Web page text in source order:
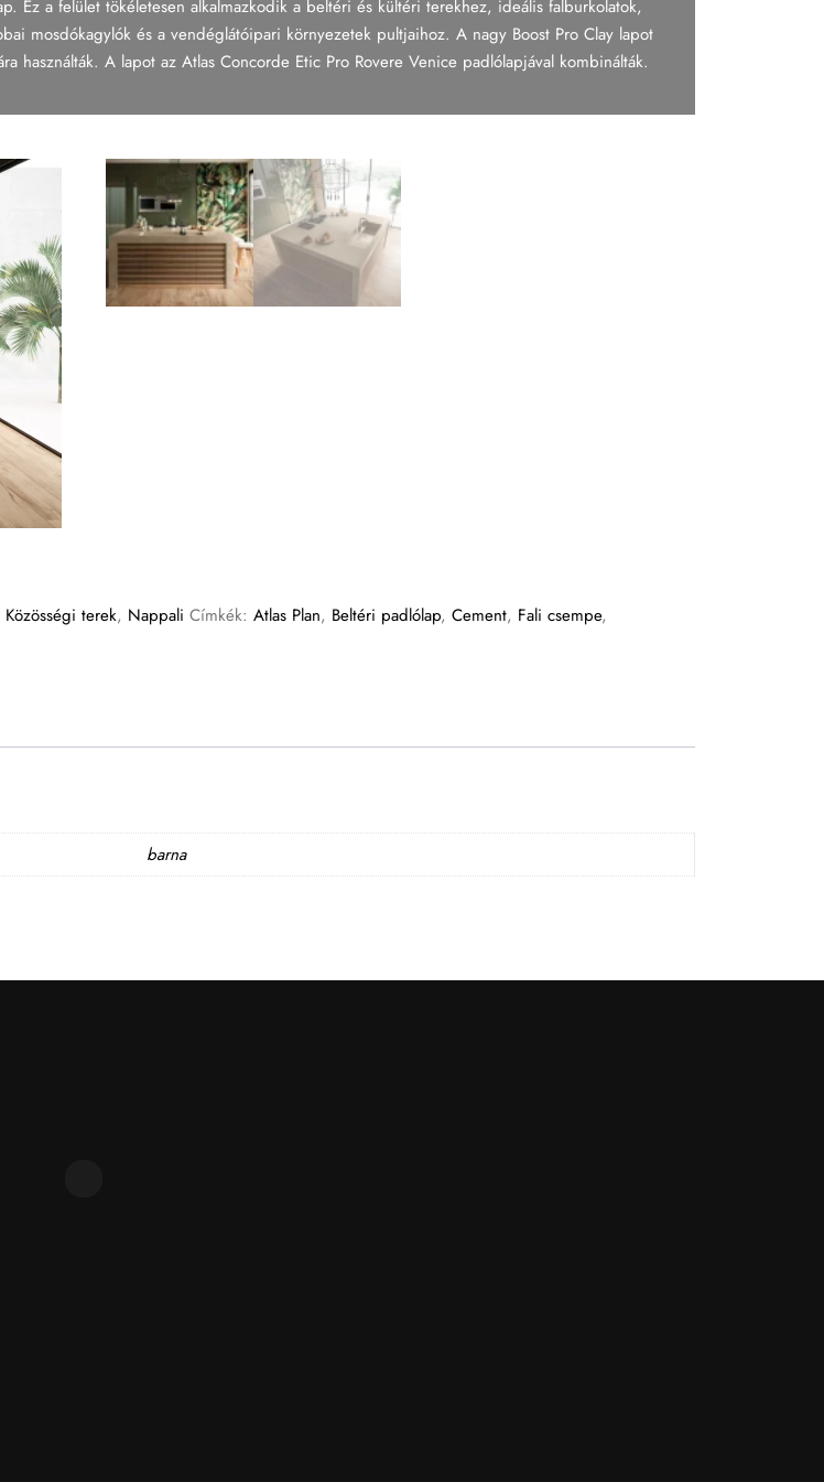
Ez a felület tökéletesen alkalmazkodik a beltéri és kültéri terekhez, ideális falburkolatok,
mosdókagylók és a vendéglátóipari környezetek pultjaihoz. A nagy Boost Pro Clay lapot
használták. A lapot az Atlas Concorde Etic Pro Rovere Venice padlólapjával kombinálták.
Közösségi terek, Nappali Címkék: Atlas Plan, Beltéri padlólap, Cement, Fali csempe,
barna